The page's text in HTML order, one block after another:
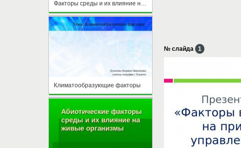
Факторы среды и их влияние на биоценозы
Климатообразующие факторы
№ слайда 1